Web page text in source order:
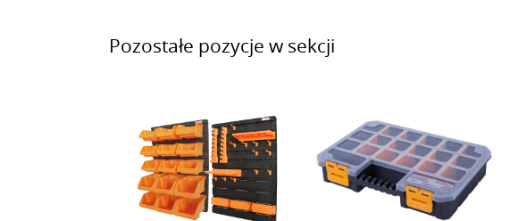
Pozostałe pozycje w sekcji